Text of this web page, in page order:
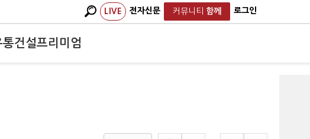
LIVE 전자신문 커뮤니티 함께 로그인
통건설프리미엄